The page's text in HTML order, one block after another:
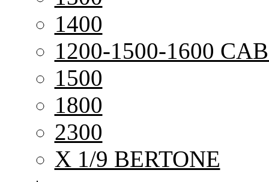
1400
1200-1500-1600
1500
1800
2300
X 1/9 BERTONE